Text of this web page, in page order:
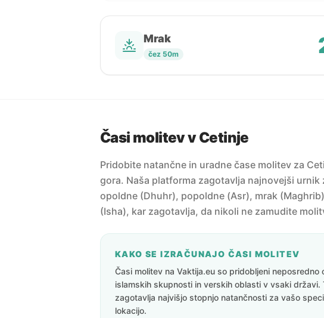
Mrak
čez 50m
Časi molitev v Cetinje
Pridobite natančne in uradne čase molitev za
gora. Naša platforma zagotavlja najnovejši urnik
opoldne (Dhuhr), popoldne (Asr), mrak
(Isha), kar zagotavlja, da nikoli ne zamudite
KAKO SE IZRAČUNAJO ČASI MOLITEV
Časi molitev na Vaktija.eu so pridobljeni neposredno
islamskih skupnosti in verskih oblasti v vsaki državi.
zagotavlja najvišjo stopnjo natančnosti za vašo
lokacijo.